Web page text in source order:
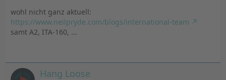
wohl nicht ganz aktuell:
https://www.neilpryde.com/blogs/international-team
samt A2, ITA-160, ...
Hang Loose